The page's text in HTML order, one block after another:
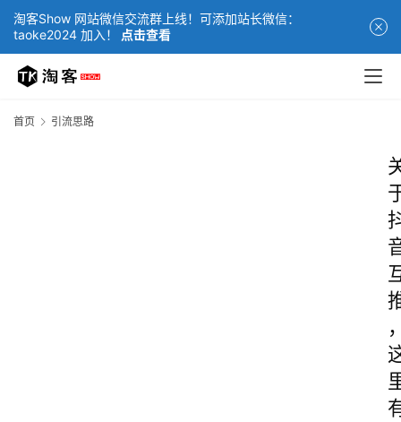
淘客Show 网站微信交流群上线！可添加站长微信：
taoke2024 加入！
点击查看
首页 引流思路